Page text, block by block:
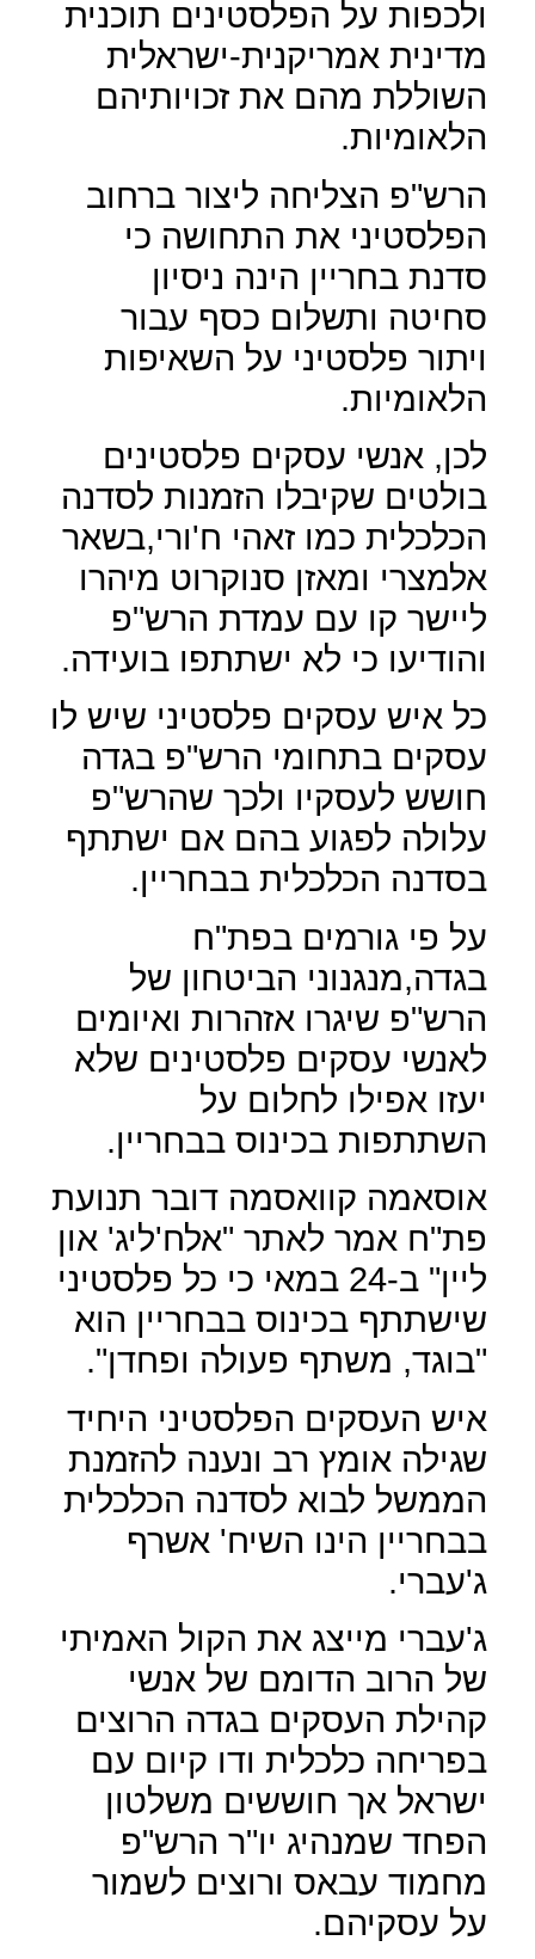
ולכפות על הפלסטינים תוכנית
מדינית אמריקנית-ישראלית
השוללת מהם את זכויותיהם
הלאומיות.
הרש"פ הצליחה ליצור ברחוב
הפלסטיני את התחושה כי
סדנת בחריין הינה ניסיון
סחיטה ותשלום כסף עבור
ויתור פלסטיני על השאיפות
הלאומיות.
לכן, אנשי עסקים פלסטינים
בולטים שקיבלו הזמנות לסדנה
הכלכלית כמו זאהי ח'ורי,בשאר
אלמצרי ומאזן סנוקרוט מיהרו
ליישר קו עם עמדת הרש"פ
והודיעו כי לא ישתתפו בועידה.
כל איש עסקים פלסטיני שיש לו
עסקים בתחומי הרש"פ בגדה
חושש לעסקיו ולכך שהרש"פ
עלולה לפגוע בהם אם ישתתף
בסדנה הכלכלית בבחריין.
על פי גורמים בפת"ח
בגדה,מנגנוני הביטחון של
הרש"פ שיגרו אזהרות ואיומים
לאנשי עסקים פלסטינים שלא
יעזו אפילו לחלום על
השתתפות בכינוס בבחריין.
אוסאמה קוואסמה דובר תנועת
פת"ח אמר לאתר "אלח'ליג' און
ליין" ב-24 במאי כי כל פלסטיני
שישתתף בכינוס בבחריין הוא
"בוגד, משתף פעולה ופחדן".
איש העסקים הפלסטיני היחיד
שגילה אומץ רב ונענה להזמנת
הממשל לבוא לסדנה הכלכלית
בבחריין הינו השיח' אשרף
ג'עברי.
ג'עברי מייצג את הקול האמיתי
של הרוב הדומם של אנשי
קהילת העסקים בגדה הרוצים
בפריחה כלכלית ודו קיום עם
ישראל אך חוששים משלטון
הפחד שמנהיג יו"ר הרש"פ
מחמוד עבאס ורוצים לשמור
על עסקיהם.